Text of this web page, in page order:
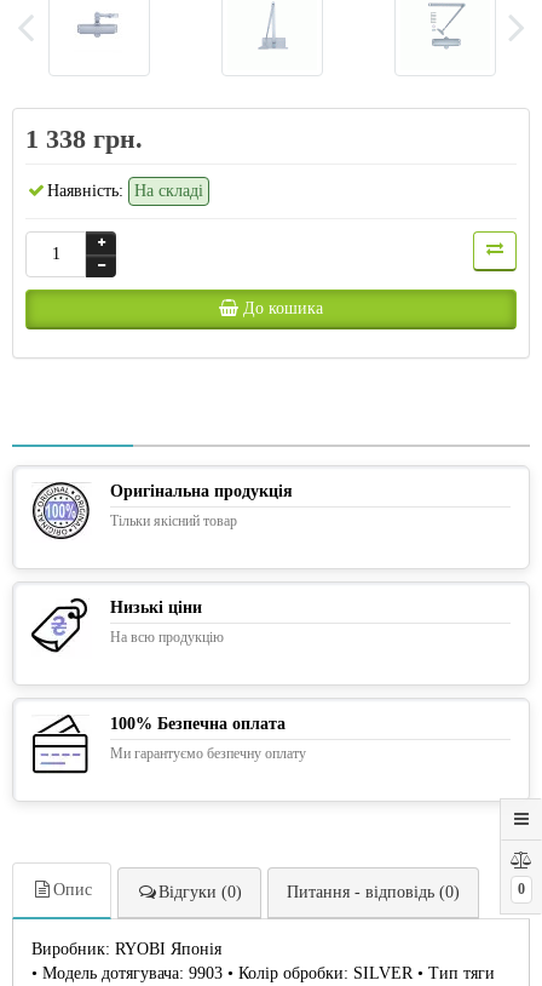
0
1 338 грн.
Наявність: На складі
До кошика
Оригінальна продукція
Тільки якісний товар
Низькі ціни
На всю продукцію
100% Безпечна оплата
Ми гарантуємо безпечну оплату
Опис Відгуки (0) Питання - відповідь (0)
Виробник: RYOBI Японія
• Модель дотягувача: 9903 • Колір обробки: SILVER • Тип тяги